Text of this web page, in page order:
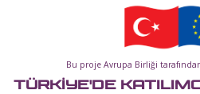
Bu proje Avrupa Birliği
TÜRKİYE'DE